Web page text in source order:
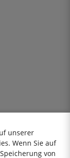
unserer
Wenn Sie auf
von